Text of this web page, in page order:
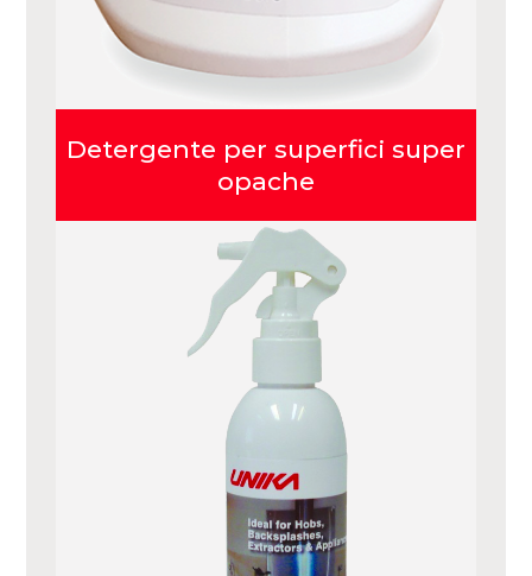
Detergente per superfici super
opache